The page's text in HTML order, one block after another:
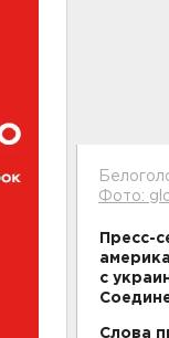
Фото:
Пресс-
с
Слова